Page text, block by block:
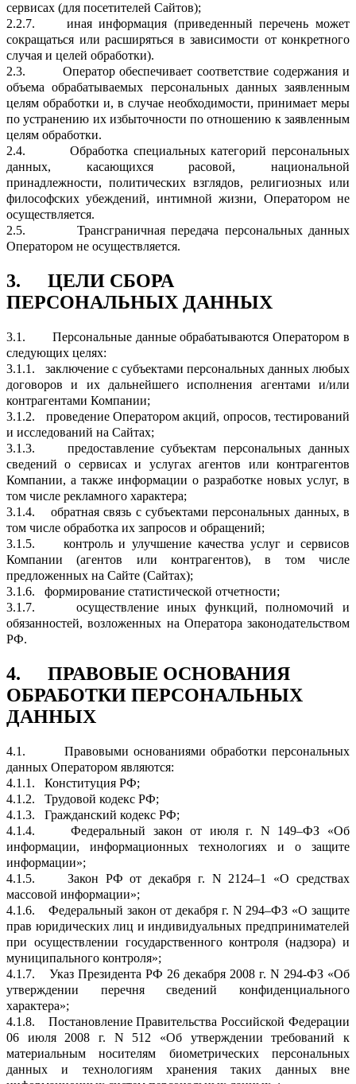
сервисах (для посетителей Сайтов);
2.2.7.
иная информация (приведенный перечень может
сокращаться или расширяться в зависимости от конкретного
случая и целей обработки).
2.3.
Оператор обеспечивает соответствие содержания и
объема обрабатываемых персональных данных заявленным
целям обработки и, в случае необходимости, принимает меры
по устранению их избыточности по отношению к заявленным
целям обработки.
2.4.
Обработка специальных категорий персональных
данных, касающихся расовой, национальной
принадлежности, политических взглядов, религиозных или
философских убеждений, интимной жизни, Оператором не
осуществляется.
2.5.
Трансграничная передача персональных данных
Оператором не осуществляется.
3.
ЦЕЛИ СБОРА
ПЕРСОНАЛЬНЫХ ДАННЫХ
3.1.
Персональные данные обрабатываются Оператором в
следующих целях:
3.1.1.
заключение с субъектами персональных данных любых
договоров и их дальнейшего исполнения агентами и/или
контрагентами Компании;
3.1.2.
проведение Оператором акций, опросов, тестирований
и исследований на Сайтах;
3.1.3.
предоставление субъектам персональных данных
сведений о сервисах и услугах агентов или контрагентов
Компании, а также информации о разработке новых услуг, в
том числе рекламного характера;
3.1.4.
обратная связь с субъектами персональных данных, в
том числе обработка их запросов и обращений;
3.1.5.
контроль и улучшение качества услуг и сервисов
Компании (агентов или контрагентов), в том числе
предложенных на Сайте (Сайтах);
3.1.6.
формирование статистической отчетности;
3.1.7.
осуществление иных функций, полномочий и
обязанностей, возложенных на Оператора законодательством
РФ.
4.
ПРАВОВЫЕ ОСНОВАНИЯ
ОБРАБОТКИ ПЕРСОНАЛЬНЫХ
ДАННЫХ
4.1.
Правовыми основаниями обработки персональных
данных Оператором являются:
4.1.1.
Конституция РФ;
4.1.2.
Трудовой кодекс РФ;
4.1.3.
Гражданский кодекс РФ;
4.1.4.
Федеральный закон от июля г. N 149–ФЗ «Об
информации, информационных технологиях и о защите
информации»;
4.1.5.
Закон РФ от декабря г. N 2124–1 «О средствах
массовой информации»;
4.1.6.
Федеральный закон от декабря г. N 294–ФЗ «О защите
прав юридических лиц и индивидуальных предпринимателей
при осуществлении государственного контроля (надзора) и
муниципального контроля»;
4.1.7.
Указ Президента РФ 26 декабря 2008 г. N 294-ФЗ «Об
утверждении перечня сведений конфиденциального
характера»;
4.1.8.
Постановление Правительства Российской Федерации
06 июля 2008 г. N 512 «Об утверждении требований к
материальным носителям биометрических персональных
данных и технологиям хранения таких данных вне